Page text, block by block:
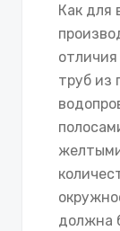
Как для
отличия
труб из
должна